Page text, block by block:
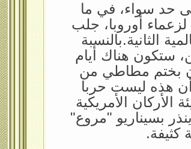
حد سواء، في ما
أوروبا، جلب
الثانية.بالنسبة
ستكون هناك أيام
بختم مطاطي من
هذه ليست حربا
الأمريكية
بسيناريو "مروع"